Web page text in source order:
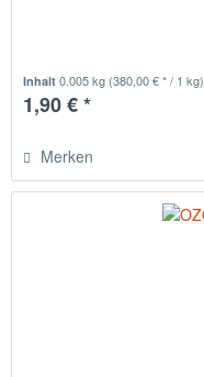
Inhalt0.005 kg (380,00 € * / 1 kg)
1,90 € *
Merken